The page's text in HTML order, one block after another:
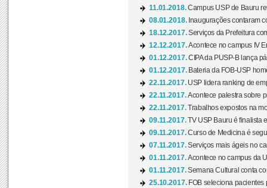
11.01.2018.Campus USP de Bauru
08.01.2018. Inaugurações contaram
18.12.2017.Serviços da Prefeitura
12.12.2017.Acontece no campus IV
01.12.2017.CIPA da PUSP-B lança
01.12.2017. Bateria da FOB-USP
22.11.2017. USP lidera ranking de
22.11.2017.Acontece palestra sobre
22.11.2017.Trabalhos expostos na
09.11.2017.TV USP Bauru é finalista
09.11.2017.Curso de Medicina é
07.11.2017.Serviços mais ágeis no
01.11.2017.Acontece no campus da
01.11.2017.Semana Cultural conta
25.10.2017. FOB seleciona pacientes